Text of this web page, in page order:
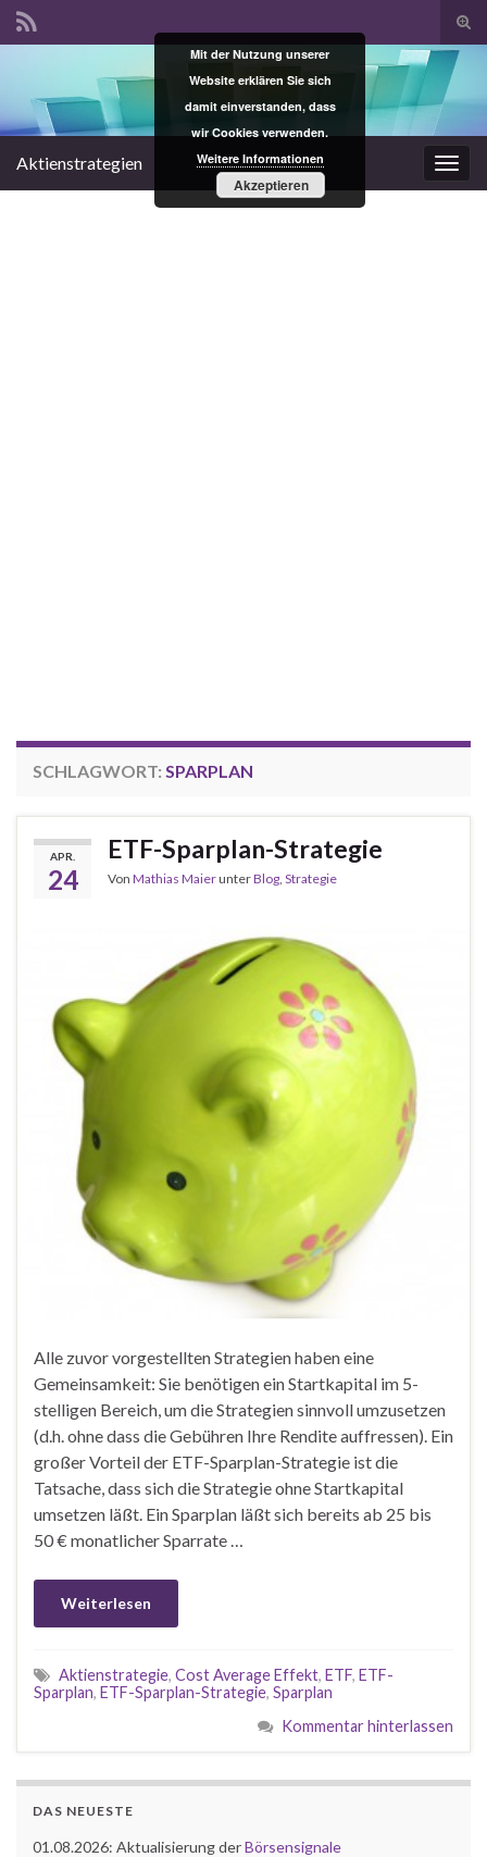
Search for:
Aktienstrategien
SCHLAGWORT: SPARPLAN
APR.
24
ETF-Sparplan-Strategie
Von Mathias MaierunterBlog, Strategie
Alle zuvor vorgestellten Strategien haben eine
Gemeinsamkeit: Sie benötigen ein Startkapital im 5-
stelligen Bereich, um die Strategien sinnvoll umzusetzen
(d.h. ohne dass die Gebühren Ihre Rendite auffressen). Ein
großer Vorteil der ETF-Sparplan-Strategie ist die
Tatsache, dass sich die Strategie ohne Startkapital
umsetzen läßt. Ein Sparplan läßt sich bereits ab 25 bis
50 € monatlicher Sparrate …
Weiterlesen
Aktienstrategie, Cost Average Effekt, ETF, ETF-
Sparplan, ETF-Sparplan-Strategie, Sparplan
Kommentar hinterlassen
DAS NEUESTE
01.08.2026: Aktualisierung derBörsensignale
Mit der Nutzung unserer
Website erklären Sie sich
damit einverstanden, dass
wir Cookies verwenden.
Weitere Informationen
Akzeptieren